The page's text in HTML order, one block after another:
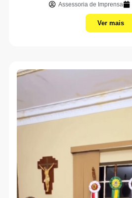
Assessoria de Imprensa
Ver mais